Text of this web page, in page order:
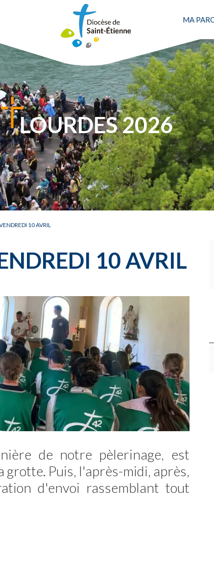
MA
LOURDES 2026
CARNET OFFICIEL
10 AVRIL
10 AVRIL
de notre pèlerinage, est
grotte. Puis, l'après-midi, après,
d'envoi rassemblant tout